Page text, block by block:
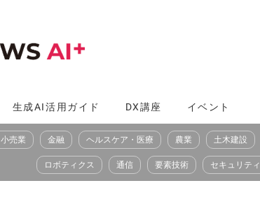
生成AI活用ガイド DX講座 イベント
小売業 金融 ヘルスケア・医療 農業 土木建設
ロボティクス 通信 要素技術 セキュリティ